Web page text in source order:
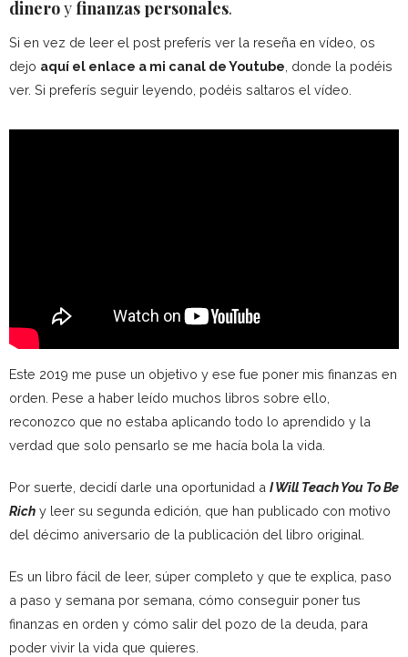
dineroyfinanzas personales.
Si en vez de leer el post preferís ver la reseña en vídeo, os
dejo aquí el enlace a mi canal de Youtube, donde la podéis
ver. Si preferís seguir leyendo, podéis saltaros el vídeo.
Este 2019 me puse un objetivo y ese fue poner mis finanzas en
orden. Pese a haber leído muchos libros sobre ello,
reconozco que no estaba aplicando todo lo aprendido y la
verdad que solo pensarlo se me hacía bola la vida.
Por suerte, decidí darle una oportunidad a I Will Teach You To Be
Rich y leer su segunda edición, que han publicado con motivo
del décimo aniversario de la publicación del libro original.
Es un libro fácil de leer, súper completo y que te explica, paso
a paso y semana por semana, cómo conseguir poner tus
finanzas en orden y cómo salir del pozo de la deuda, para
poder vivir la vida que quieres.